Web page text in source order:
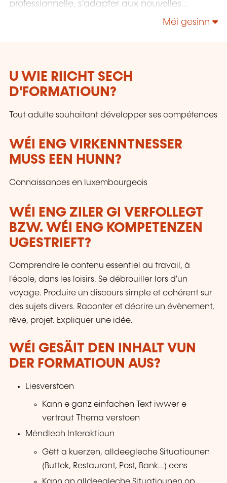
professionnelle, s'adapter aux nouvelles
technologies, enrichir leur culture personnelle...
Méi gesinn
U WIE RIICHT SECH
D'FORMATIOUN?
Tout adulte souhaitant développer ses compétences
WÉI ENG VIRKENNTNESSER
MUSS EEN HUNN?
Connaissances en luxembourgeois
WÉI ENG ZILER GI VERFOLLEGT
BZW. WÉI ENG KOMPETENZEN
UGESTRIEFT?
Comprendre le contenu essentiel au travail, à
l'école, dans les loisirs. Se débrouiller lors d'un
voyage. Produire un discours simple et cohérent sur
des sujets divers. Raconter et décrire un évènement,
rêve, projet. Expliquer une idée.
WÉI GESÄIT DEN INHALT VUN
DER FORMATIOUN AUS?
Liesverstoen
Kann e ganz einfachen Text iwwer e
vertraut Thema verstoen
Mëndlech Interaktioun
Gëtt a kuerzen, alldeegleche Situatiounen
(Buttek, Restaurant, Post, Bank...) eens